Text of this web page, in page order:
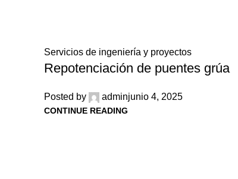
Servicios de ingeniería y proyectos
Repotenciación de puentes grúa
Posted by adminjunio 4, 2025
CONTINUE READING